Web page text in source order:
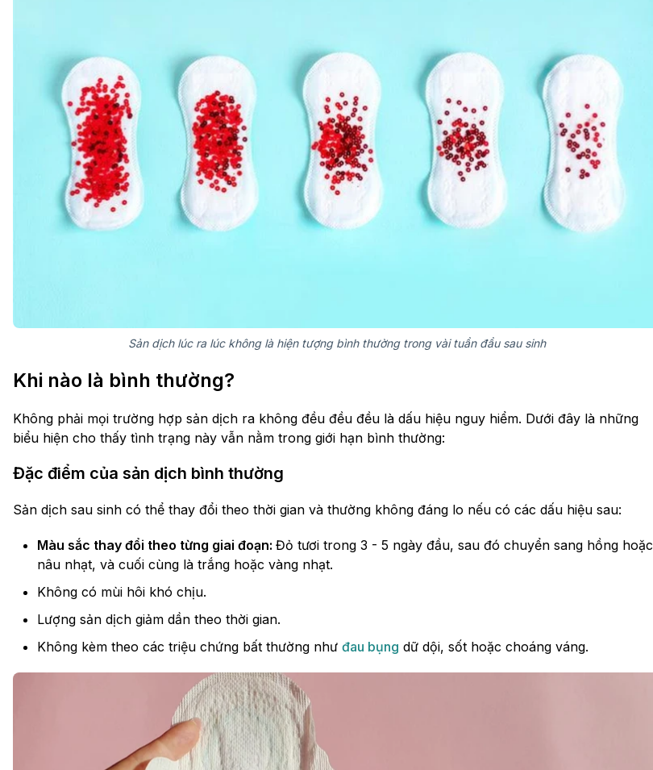
Sản dịch lúc ra lúc không là hiện tượng bình thường trong vài tuần đầu sau sinh
Khi nào là bình thường?
Không phải mọi trường hợp sản dịch ra không đều đều đều là dấu hiệu nguy hiểm. Dưới đây là những
biểu hiện cho thấy tình trạng này vẫn nằm trong giới hạn bình thường:
Đặc điểm của sản dịch bình thường
Sản dịch sau sinh có thể thay đổi theo thời gian và thường không đáng lo nếu có các dấu hiệu sau:
Màu sắc thay đổi theo từng giai đoạn: Đỏ tươi trong 3 - 5 ngày đầu, sau đó chuyển sang hồng hoặc
nâu nhạt, và cuối cùng là trắng hoặc vàng nhạt.
Không có mùi hôi khó chịu.
Lượng sản dịch giảm dần theo thời gian.
Không kèm theo các triệu chứng bất thường như đau bụng dữ dội, sốt hoặc choáng váng.